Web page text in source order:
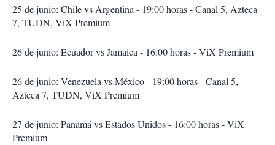
25 de junio: Chile vs Argentina - 19:00 horas - Canal 5, Azteca
7, TUDN, ViX Premium
26 de junio: Ecuador vs Jamaica - 16:00 horas - ViX Premium
26 de junio: Venezuela vs México - 19:00 horas - Canal 5,
Azteca 7, TUDN, ViX Premium
27 de junio: Panamá vs Estados Unidos - 16:00 horas - ViX
Premium